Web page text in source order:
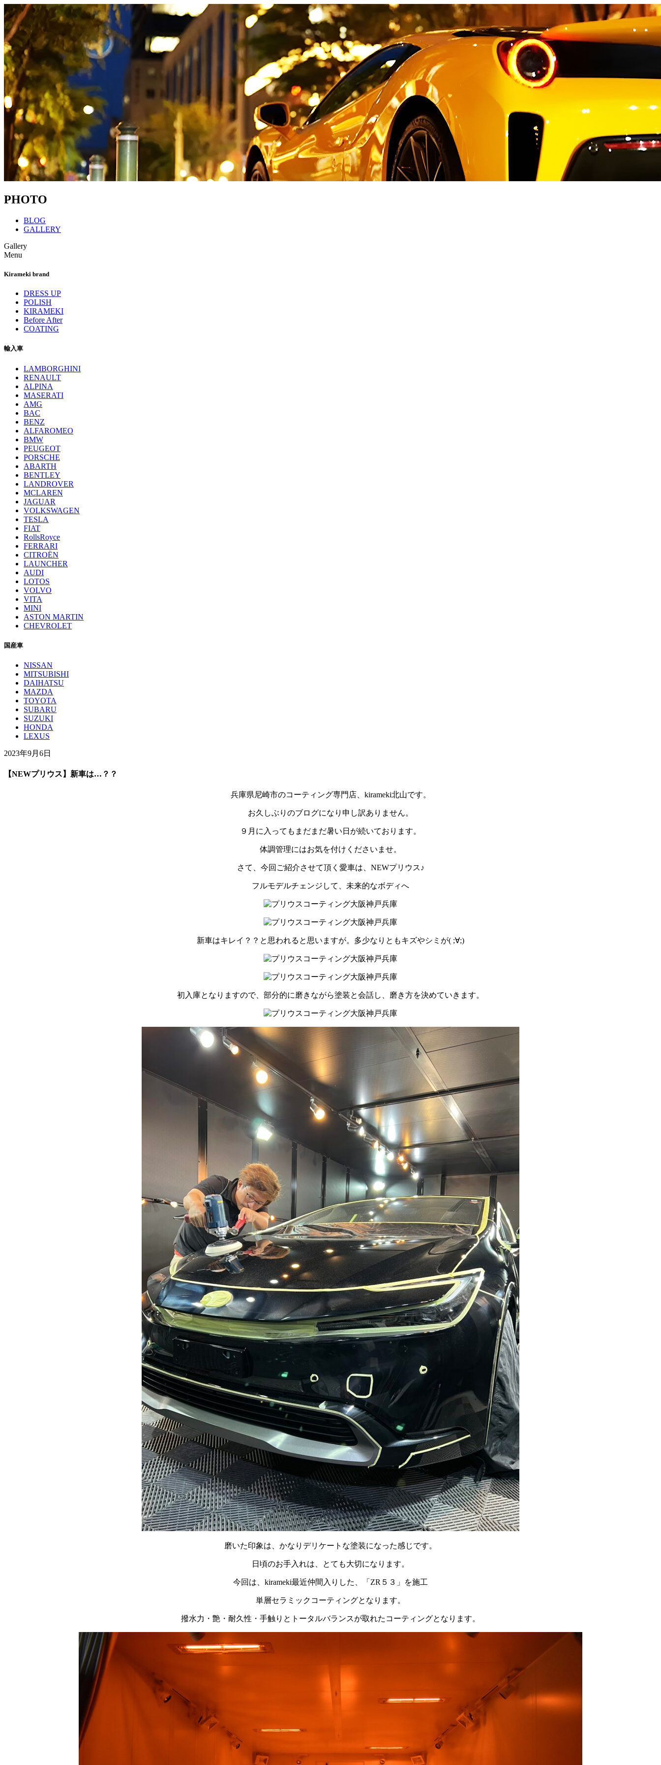
PHOTO
BLOG
GALLERY
Gallery
Menu
Kirameki brand
DRESS UP
POLISH
KIRAMEKI
Before After
COATING
輸入車
LAMBORGHINI
RENAULT
ALPINA
MASERATI
AMG
BAC
BENZ
ALFAROMEO
BMW
PEUGEOT
PORSCHE
ABARTH
BENTLEY
LANDROVER
MCLAREN
JAGUAR
VOLKSWAGEN
TESLA
FIAT
RollsRoyce
FERRARI
CITROËN
LAUNCHER
AUDI
LOTOS
VOLVO
VITA
MINI
ASTON MARTIN
CHEVROLET
国産車
NISSAN
MITSUBISHI
DAIHATSU
MAZDA
TOYOTA
SUBARU
SUZUKI
HONDA
LEXUS
2023年9月6日
【NEWプリウス】新車は…？？
兵庫県尼崎市のコーティング専門店、kirameki北山です。
お久しぶりのブログになり申し訳ありません。
９月に入ってもまだまだ暑い日が続いております。
体調管理にはお気を付けくださいませ。
さて、今回ご紹介させて頂く愛車は、NEWプリウス♪
フルモデルチェンジして、未来的なボディへ
新車はキレイ？？と思われると思いますが。多少なりともキズやシミが( ;∀;)
初入庫となりますので、部分的に磨きながら塗装と会話し、磨き方を決めていきます。
磨いた印象は、かなりデリケートな塗装になった感じです。
日頃のお手入れは、とても大切になります。
今回は、kirameki最近仲間入りした、「ZR５３」を施工
単層セラミックコーティングとなります。
撥水力・艶・耐久性・手触りとトータルバランスが取れたコーティングとなります。